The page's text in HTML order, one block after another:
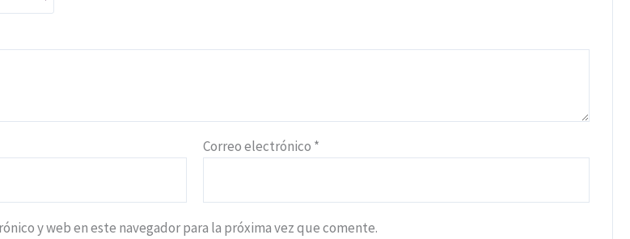
Correo electrónico *
y web en este navegador para la próxima vez que comente.